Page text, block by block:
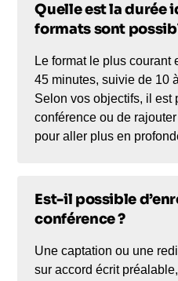
Quelle est la durée
formats sont
Le format le plus courant
45 minutes, suivie de 10
Selon vos objectifs, il est
conférence ou de
pour aller plus en
Est-il possible
conférence ?
Une captation ou une
sur accord écrit